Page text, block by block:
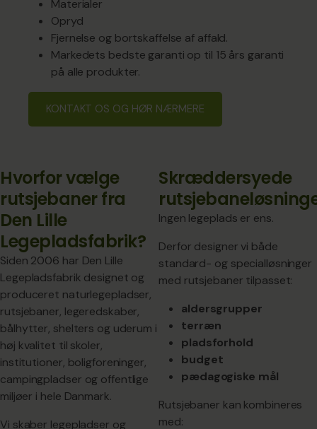
Materialer
Opryd
Fjernelse og bortskaffelse af affald.
Markedets bedste garanti op til 15 års garanti
på alle produkter.
KONTAKT OS OG HØR NÆRMERE
Hvorfor vælge
rutsjebaner fra
Den Lille
Legepladsfabrik?
Siden 2006 har Den Lille
Legepladsfabrik designet og
produceret naturlegepladser,
rutsjebaner, legeredskaber,
bålhytter, shelters og uderum i
høj kvalitet til skoler,
institutioner, boligforeninger,
campingpladser og offentlige
miljøer i hele Danmark.
Vi skaber legepladser og
Skræddersyede
Ingen legeplads er ens.
Derfor designer vi både
standard- og specialløsninger
med rutsjebaner tilpasset:
aldersgrupper
terræn
pladsforhold
budget
pædagogiske mål
Rutsjebaner kan kombineres
med: